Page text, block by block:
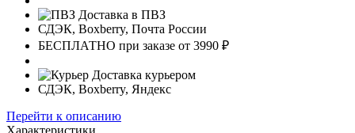
Доставка в ПВЗ
СДЭК, Boxberry, Почта России
БЕСПЛАТНО при заказе от 3990 ₽
Доставка курьером
СДЭК, Boxberry, Яндекс
Перейти к описанию
Характеристики